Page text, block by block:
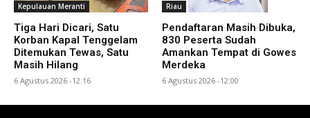
Kepulauan Meranti
Tiga Hari Dicari, Satu
Korban Kapal Tenggelam
Ditemukan Tewas, Satu
Masih Hilang
6 Agustus 2026 -12:16
Riau
Pendaftaran Masih Dibuka,
830 Peserta Sudah
Amankan Tempat di Gowes
Merdeka
6 Agustus 2026 -12:00